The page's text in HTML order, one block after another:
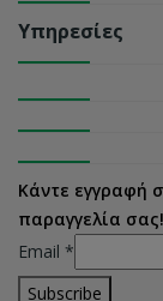
Υπηρεσίες
Κάντε εγγραφή
παραγγελία σας!
Email *